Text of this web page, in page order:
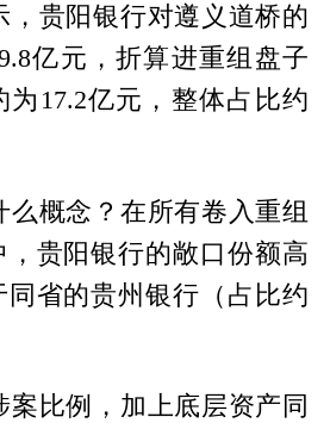
，贵阳银行对遵义道桥的
亿元，折算进重组盘子
为17.2亿元，整体占比约
么概念？在所有卷入重组
贵阳银行的敞口份额高
同省的贵州银行（占比约
案比例，加上底层资产同